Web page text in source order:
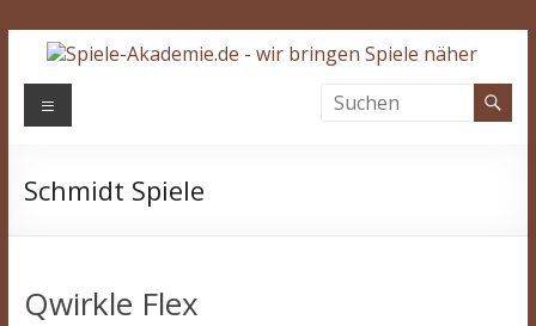
Zum
Inhalt
springen
Spiele-
Wir
Menü
Schmidt Spiele
Qwirkle Flex